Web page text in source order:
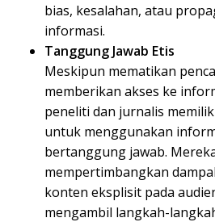
bias, kesalahan, atau
informasi.
Tanggung Jawab Etis
Meskipun mematikan
memberikan akses ke
peneliti dan jurnalis
untuk menggunakan
bertanggung jawab.
mempertimbangkan
konten eksplisit pada
mengambil langkah-